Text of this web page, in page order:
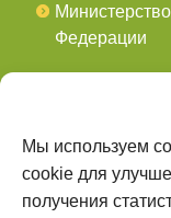
Мы используем
cookie для
получения
Федерации
мы в Контакте